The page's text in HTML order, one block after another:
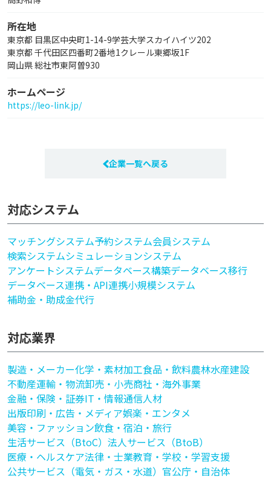
所在地
東京都 目黒区中央町1-14-9学芸大学スカイハイツ202
東京都 千代田区四番町2番地1クレール東郷坂1F
岡山県 総社市東阿曽930
ホームページ
https://leo-link.jp/
企業一覧へ戻る
対応システム
マッチングシステム予約システム会員システム
検索システムシミュレーションシステム
アンケートシステムデータベース構築データベース移行
データベース連携・API連携小規模システム
補助金・助成金代行
対応業界
製造・メーカー化学・素材加工食品・飲料農林水産建設
不動産運輸・物流卸売・小売商社・海外事業
金融・保険・証券IT・情報通信人材
出版印刷・広告・メディア娯楽・エンタメ
美容・ファッション飲食・宿泊・旅行
生活サービス（BtoC） 法人サービス（BtoB）
医療・ヘルスケア法律・士業教育・学校・学習支援
公共サービス（電気・ガス・水道） 官公庁・自治体